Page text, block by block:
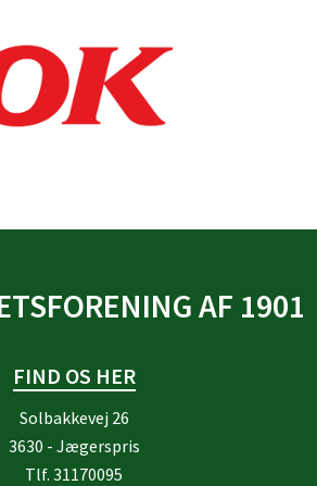
AF 1901
FIND OS HER
Solbakkevej 26
3630 - Jægerspris
Tlf. 31170095